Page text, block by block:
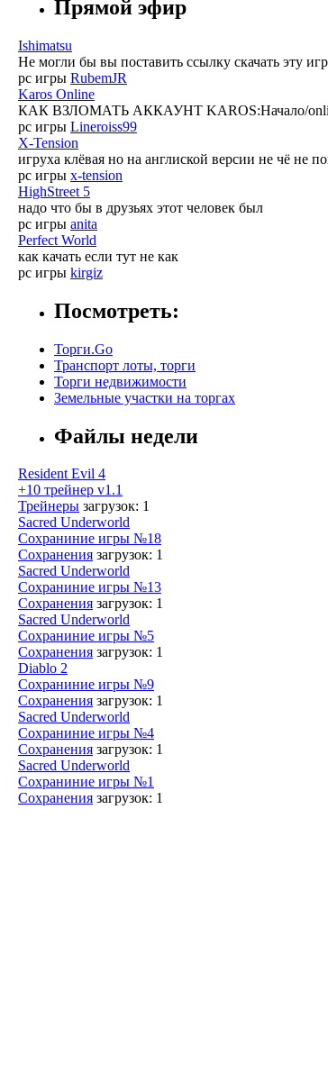
Прямой эфир
Ishimatsu
Не могли бы вы поставить ссылку скачать эту
pc игры RubemJR
Karos Online
КАК ВЗЛОМАТЬ АККАУНТ KAROS:Начало/online
pc игры Lineroiss99
X-Tension
игруха клёвая но на англиской версии не чё не
pc игры x-tension
HighStreet 5
надо что бы в друзьях этот человек был
pc игры anita
Perfect World
как качать если тут не как
pc игры kirgiz
Посмотреть:
Торги.Go
Транспорт лоты, торги
Торги недвижимости
Земельные участки на торгах
Файлы недели
Resident Evil 4
+10 трейнер v1.1
Трейнеры загрузок: 1
Sacred Underworld
Сохраниние игры №18
Сохранения загрузок: 1
Sacred Underworld
Сохраниние игры №13
Сохранения загрузок: 1
Sacred Underworld
Сохраниние игры №5
Сохранения загрузок: 1
Diablo 2
Сохраниние игры №9
Сохранения загрузок: 1
Sacred Underworld
Сохраниние игры №4
Сохранения загрузок: 1
Sacred Underworld
Сохраниние игры №1
Сохранения загрузок: 1